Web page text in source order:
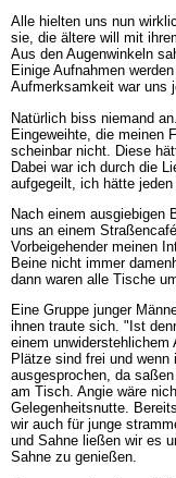
Alle hielten uns nun
sie, die ältere will mit
Aus den Augenwinkeln
Einige Aufnahmen
Aufmerksamkeit war uns
Natürlich biss niemand
Eingeweihte, die meinen
scheinbar nicht. Diese
Dabei war ich durch die
aufgegeilt, ich hätte
Nach einem ausgiebigen
uns an einem
Vorbeigehender meinen
Beine nicht immer
dann waren alle Tische
Eine Gruppe junger
ihnen traute sich. "Ist
einem unwiderstehlichem
Plätze sind frei und
ausgesprochen, da
am Tisch. Angie wäre
Gelegenheitsnutte.
wir auch für junge
und Sahne ließen wir es
Sahne zu genießen.